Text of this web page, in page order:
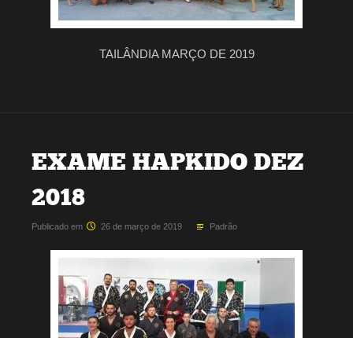
TAILÂNDIA MARÇO DE 2019
EXAME HAPKIDO DEZ
2018
Publicado em 26 de março de 2019 Padrão